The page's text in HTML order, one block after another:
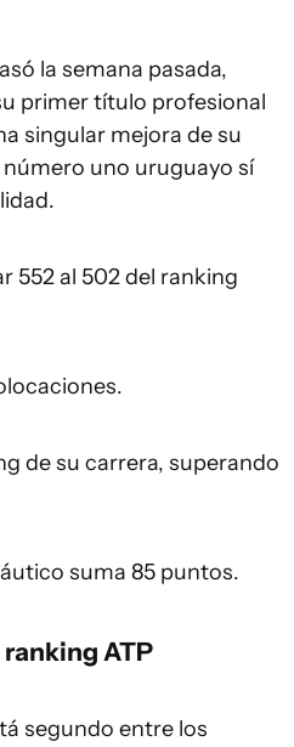
la semana pasada,
primer título profesional
singular mejora de su
número uno uruguayo sí
552 al 502 del ranking
de su carrera, superando
suma 85 puntos.
ATP
segundo entre los